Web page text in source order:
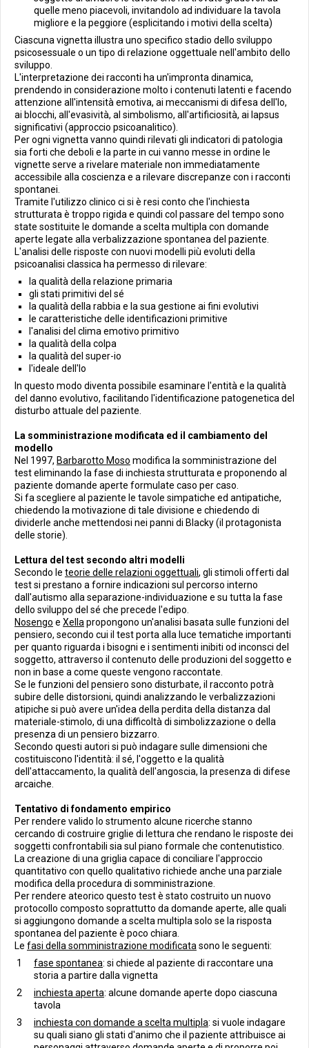
quelle meno piacevoli, invitandolo ad individuare la tavola
migliore e la peggiore (esplicitando i motivi della scelta)
Ciascuna vignetta illustra uno specifico stadio dello sviluppo
psicosessuale o un tipo di relazione oggettuale nell'ambito dello
sviluppo.
L'interpretazione dei racconti ha un'impronta dinamica,
prendendo in considerazione molto i contenuti latenti e facendo
attenzione all'intensità emotiva, ai meccanismi di difesa dell'Io,
ai blocchi, all'evasività, al simbolismo, all'artificiosità, ai lapsus
significativi (approccio psicoanalitico).
Per ogni vignetta vanno quindi rilevati gli indicatori di patologia
sia forti che deboli e la parte in cui vanno messe in ordine le
vignette serve a rivelare materiale non immediatamente
accessibile alla coscienza e a rilevare discrepanze con i racconti
spontanei.
Tramite l'utilizzo clinico ci si è resi conto che l'inchiesta
strutturata è troppo rigida e quindi col passare del tempo sono
state sostituite le domande a scelta multipla con domande
aperte legate alla verbalizzazione spontanea del paziente.
L'analisi delle risposte con nuovi modelli più evoluti della
psicoanalisi classica ha permesso di rilevare:
la qualità della relazione primaria
gli stati primitivi del sé
la qualità della rabbia e la sua gestione ai fini evolutivi
le caratteristiche delle identificazioni primitive
l'analisi del clima emotivo primitivo
la qualità della colpa
la qualità del super-io
l'ideale dell'Io
In questo modo diventa possibile esaminare l'entità e la qualità
del danno evolutivo, facilitando l'identificazione patogenetica del
disturbo attuale del paziente.
La somministrazione modificata ed il cambiamento del
modello
Nel 1997, Barbarotto Moso modifica la somministrazione del
test eliminando la fase di inchiesta strutturata e proponendo al
paziente domande aperte formulate caso per caso.
Si fa scegliere al paziente le tavole simpatiche ed antipatiche,
chiedendo la motivazione di tale divisione e chiedendo di
dividerle anche mettendosi nei panni di Blacky (il protagonista
delle storie).
Lettura del test secondo altri modelli
Secondo le teorie delle relazioni oggettuali, gli stimoli offerti dal
test si prestano a fornire indicazioni sul percorso interno
dall'autismo alla separazione-individuazione e su tutta la fase
dello sviluppo del sé che precede l'edipo.
Nosengo e Xella propongono un'analisi basata sulle funzioni del
pensiero, secondo cui il test porta alla luce tematiche importanti
per quanto riguarda i bisogni e i sentimenti inibiti od inconsci del
soggetto, attraverso il contenuto delle produzioni del soggetto e
non in base a come queste vengono raccontate.
Se le funzioni del pensiero sono disturbate, il racconto potrà
subire delle distorsioni, quindi analizzando le verbalizzazioni
atipiche si può avere un'idea della perdita della distanza dal
materiale-stimolo, di una difficoltà di simbolizzazione o della
presenza di un pensiero bizzarro.
Secondo questi autori si può indagare sulle dimensioni che
costituiscono l'identità: il sé, l'oggetto e la qualità
dell'attaccamento, la qualità dell'angoscia, la presenza di difese
arcaiche.
Tentativo di fondamento empirico
Per rendere valido lo strumento alcune ricerche stanno
cercando di costruire griglie di lettura che rendano le risposte dei
soggetti confrontabili sia sul piano formale che contenutistico.
La creazione di una griglia capace di conciliare l'approccio
quantitativo con quello qualitativo richiede anche una parziale
modifica della procedura di somministrazione.
Per rendere ateorico questo test è stato costruito un nuovo
protocollo composto soprattutto da domande aperte, alle quali
si aggiungono domande a scelta multipla solo se la risposta
spontanea del paziente è poco chiara.
Le fasi della somministrazione modificata sono le seguenti:
fase spontanea: si chiede al paziente di raccontare una
storia a partire dalla vignetta
inchiesta aperta: alcune domande aperte dopo ciascuna
tavola
inchiesta con domande a scelta multipla: si vuole indagare
su quali siano gli stati d'animo che il paziente attribuisce ai